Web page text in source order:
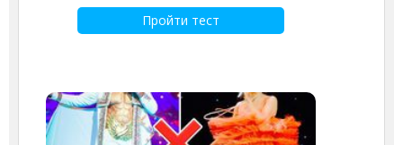
Пройти тест